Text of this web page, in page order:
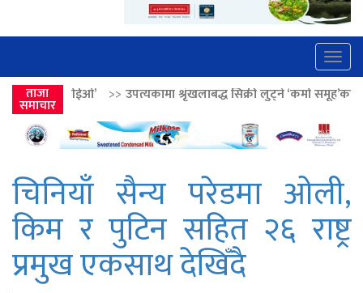
ताजा
समाचार
उपत्यकामा श्रृंखलाबद्ध सिक्री लुट्ने ‘कर्मा समूह’का नाइकेसहित पाँच पक्राउ
चिनियाँ सैन्य परेडमा ओली,
किम र पुटिन सहित २६ राष्ट्र
प्रमुख एकसाथ देखिँदै